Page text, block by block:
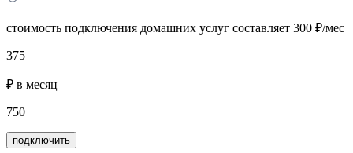
стоимость подключения домашних услуг составляет 300 ₽/мес
375
₽ в месяц
750
подключить